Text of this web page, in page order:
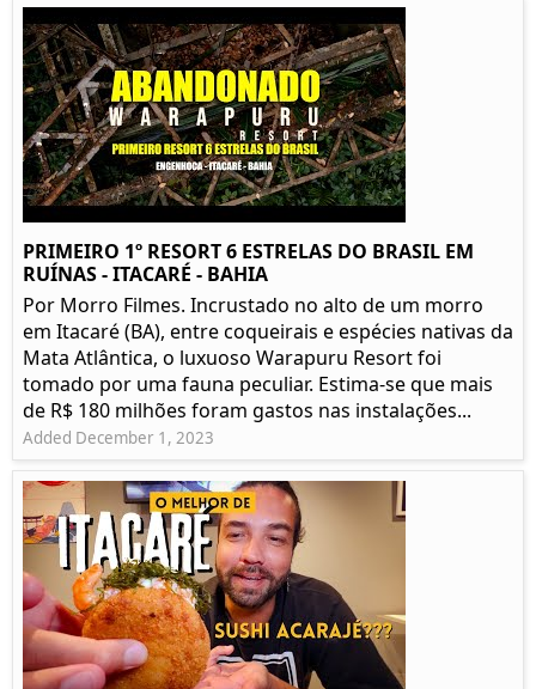
PRIMEIRO 1º RESORT 6 ESTRELAS DO BRASIL EM
RUÍNAS - ITACARÉ - BAHIA
Por Morro Filmes. Incrustado no alto de um morro
em Itacaré (BA), entre coqueirais e espécies nativas da
Mata Atlântica, o luxuoso Warapuru Resort foi
tomado por uma fauna peculiar. Estima-se que mais
de R$ 180 milhões foram gastos nas instalações...
Added December 1, 2023